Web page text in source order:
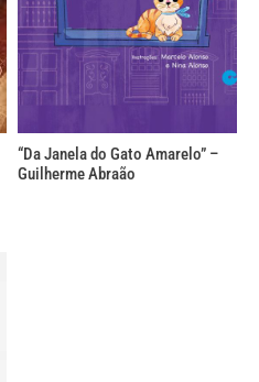
“Da Janela do Gato Amarelo” –
Guilherme Abraão